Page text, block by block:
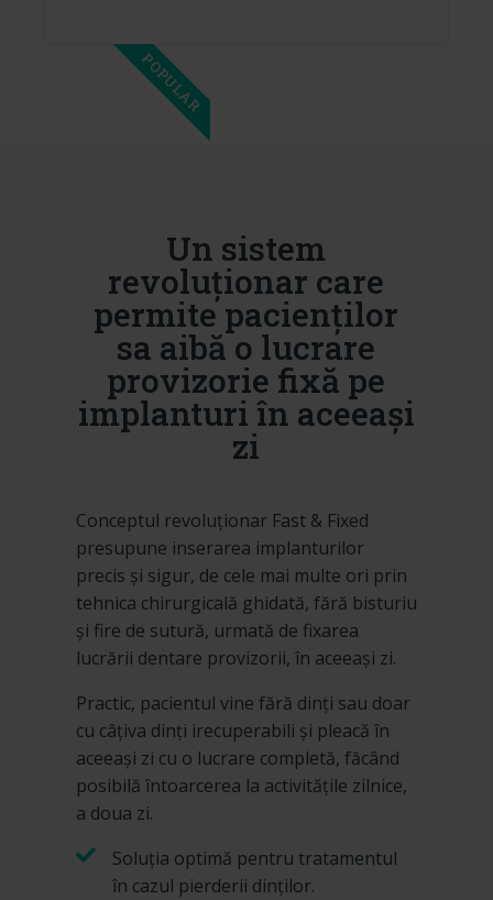
POPULAR
Un sistem
revoluționar care
permite pacienților
sa aibă o lucrare
provizorie fixă pe
implanturi în aceeași
zi
Conceptul revoluționar Fast & Fixed
presupune inserarea implanturilor
precis și sigur, de cele mai multe ori prin
tehnica chirurgicală ghidată, fără bisturiu
și fire de sutură, urmată de fixarea
lucrării dentare provizorii, în aceeași zi.
Practic, pacientul vine fără dinți sau doar
cu câțiva dinți irecuperabili și pleacă în
aceeași zi cu o lucrare completă, făcând
posibilă întoarcerea la activitățile zilnice,
a doua zi.
Soluţia optimă pentru tratamentul
în cazul pierderii dinţilor.